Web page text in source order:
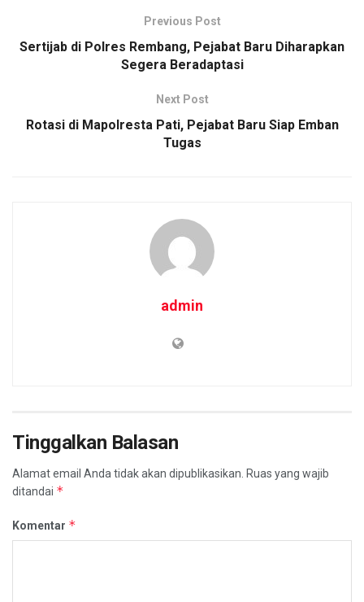
k
p
p
k
Previous Post
Sertijab di Polres Rembang, Pejabat Baru Diharapkan
Segera Beradaptasi
Next Post
Rotasi di Mapolresta Pati, Pejabat Baru Siap Emban
Tugas
admin
Tinggalkan Balasan
Alamat email Anda tidak akan dipublikasikan. Ruas yang wajib
ditandai *
Komentar *